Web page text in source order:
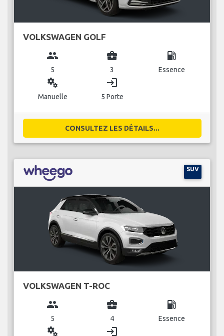
VOLKSWAGEN GOLF
group
5
business_center
3
local_gas_station
Essence
miscellaneous_services
Manuelle
login
5 Porte
CONSULTEZ LES DÉTAILS...
SUV
VOLKSWAGEN T-ROC
group
5
business_center
4
local_gas_station
Essence
miscellaneous_services login